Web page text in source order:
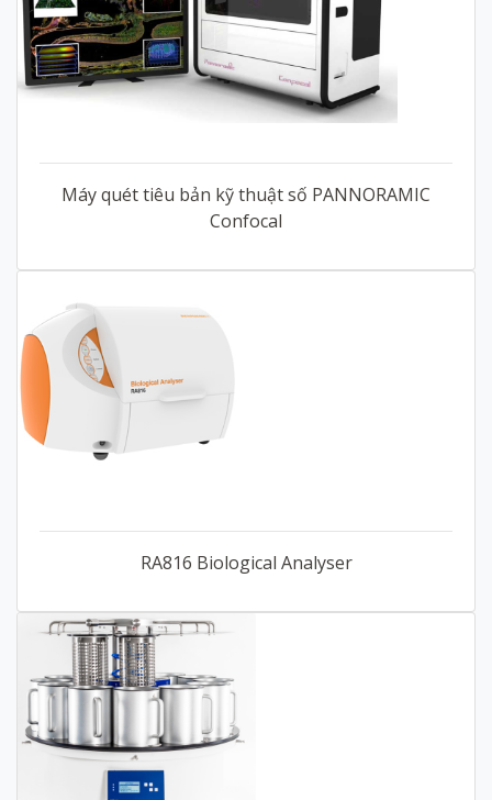
Máy quét tiêu bản kỹ thuật số PANNORAMIC
Confocal
RA816 Biological Analyser